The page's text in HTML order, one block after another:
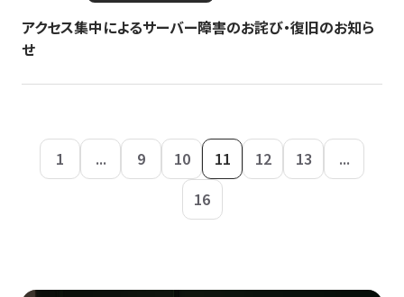
アクセス集中によるサーバー障害のお詫び・復旧のお知ら
せ
1 ... 9 10 11 12 13
...
16